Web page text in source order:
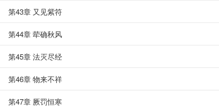
第43章 又见紫符
第44章 荦确秋风
第45章 法灭尽经
第46章 物来不祥
第47章 厥罚恒寒